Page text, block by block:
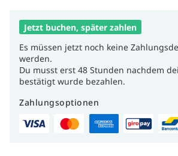
Jetzt buchen, später zahlen
Es müssen jetzt noch keine
werden.
Du musst erst 48 Stunden nachdem
bestätigt wurde bezahlen.
Zahlungsoptionen